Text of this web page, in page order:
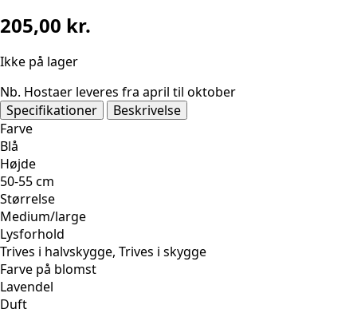
205,00 kr.
Ikke på lager
Nb. Hostaer leveres fra april til oktober
Specifikationer
Beskrivelse
Farve
Blå
Højde
50-55 cm
Størrelse
Medium/large
Lysforhold
Trives i halvskygge, Trives i skygge
Farve på blomst
Lavendel
Duft